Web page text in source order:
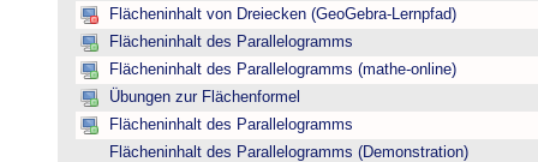
Flächeninhalt von Dreiecken (GeoGebra-Lernpfad)
Flächeninhalt des Parallelogramms
Flächeninhalt des Parallelogramms (mathe-online)
Übungen zur Flächenformel
Flächeninhalt des Parallelogramms
Flächeninhalt des Parallelogramms (Demonstration)